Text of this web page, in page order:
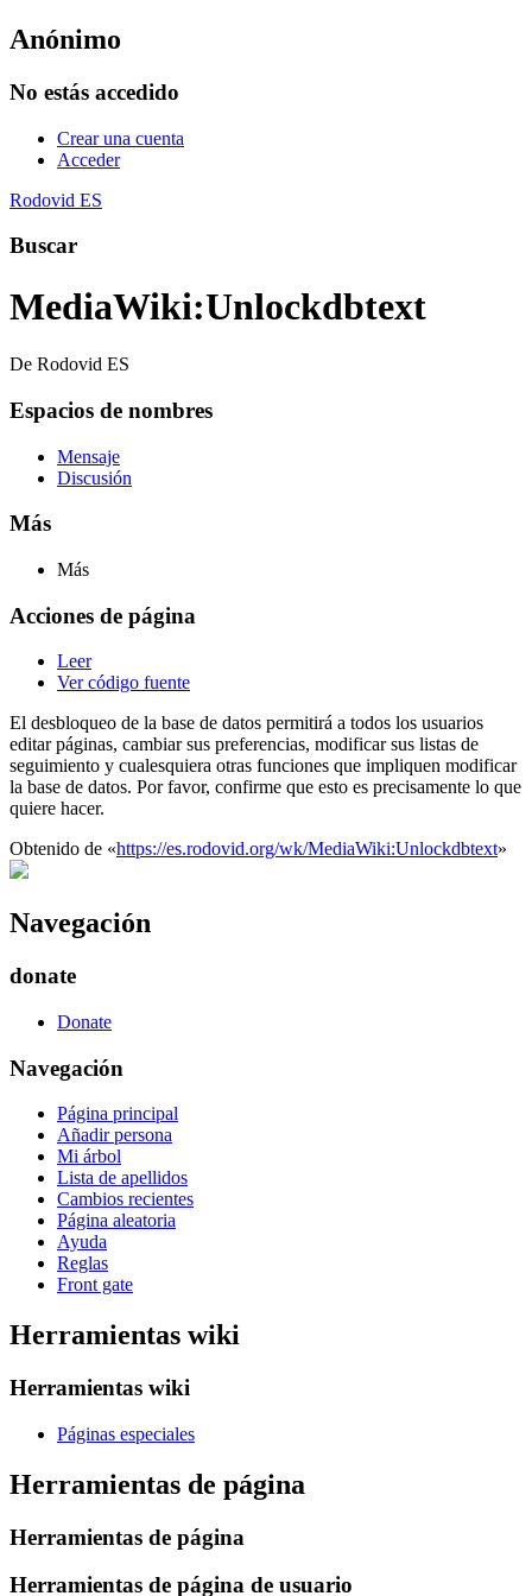
Anónimo
No estás accedido
Crear una cuenta
Acceder
Rodovid ES
Buscar
MediaWiki:Unlockdbtext
De Rodovid ES
Espacios de nombres
Mensaje
Discusión
Más
Más
Acciones de página
Leer
Ver código fuente
El desbloqueo de la base de datos permitirá a todos los usuarios
editar páginas, cambiar sus preferencias, modificar sus listas de
seguimiento y cualesquiera otras funciones que impliquen modificar
la base de datos. Por favor, confirme que esto es precisamente lo que
quiere hacer.
Obtenido de «https://es.rodovid.org/wk/MediaWiki:Unlockdbtext»
Navegación
donate
Donate
Navegación
Página principal
Añadir persona
Mi árbol
Lista de apellidos
Cambios recientes
Página aleatoria
Ayuda
Reglas
Front gate
Herramientas wiki
Herramientas wiki
Páginas especiales
Herramientas de página
Herramientas de página
Herramientas de página de usuario